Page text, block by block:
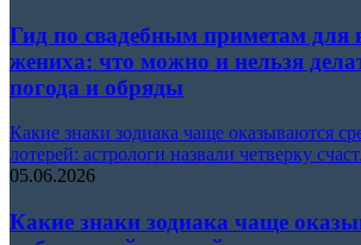
Гид по свадебным приметам для
жениха: что можно и нельзя
погода и обряды
Какие знаки зодиака чаще оказываются
лотерей: астрологи назвали четверку
05.06.2026
Какие знаки зодиака чаще